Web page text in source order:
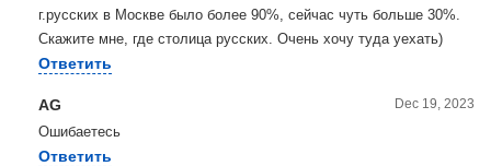
г.русских в Москве было более 90%, сейчас чуть больше 30%.
Скажите мне, где столица русских. Очень хочу туда уехать)
Ответить
AG Dec 19, 2023
Ошибаетесь
Ответить